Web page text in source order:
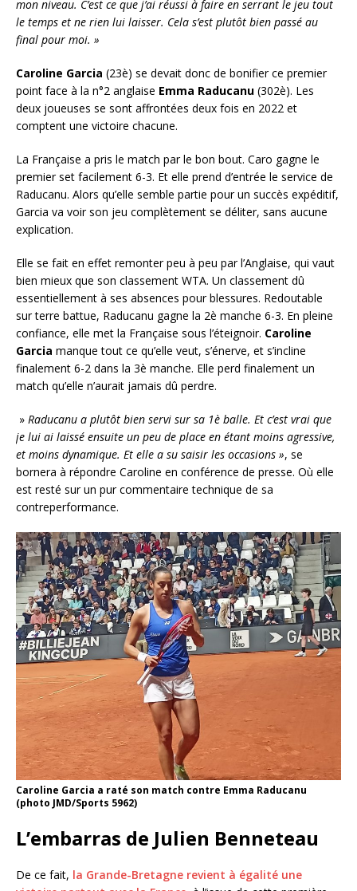
mon niveau. C’est ce que j’ai réussi à faire en serrant le jeu tout
le temps et ne rien lui laisser. Cela s’est plutôt bien passé au
final pour moi. »
Caroline Garcia (23è) se devait donc de bonifier ce premier
point face à la n°2 anglaise Emma Raducanu (302è). Les
deux joueuses se sont affrontées deux fois en 2022 et
comptent une victoire chacune.
La Française a pris le match par le bon bout. Caro gagne le
premier set facilement 6-3. Et elle prend d’entrée le service de
Raducanu. Alors qu’elle semble partie pour un succès expéditif,
Garcia va voir son jeu complètement se déliter, sans aucune
explication.
Elle se fait en effet remonter peu à peu par l’Anglaise, qui vaut
bien mieux que son classement WTA. Un classement dû
essentiellement à ses absences pour blessures. Redoutable
sur terre battue, Raducanu gagne la 2è manche 6-3. En pleine
confiance, elle met la Française sous l’éteignoir. Caroline
Garcia manque tout ce qu’elle veut, s’énerve, et s’incline
finalement 6-2 dans la 3è manche. Elle perd finalement un
match qu’elle n’aurait jamais dû perdre.
» Raducanu a plutôt bien servi sur sa 1è balle. Et c’est vrai que
je lui ai laissé ensuite un peu de place en étant moins agressive,
et moins dynamique. Et elle a su saisir les occasions », se
bornera à répondre Caroline en conférence de presse. Où elle
est resté sur un pur commentaire technique de sa
contreperformance.
Caroline Garcia a raté son match contre Emma Raducanu
(photo JMD/Sports 5962)
L’embarras de Julien Benneteau
De ce fait, la Grande-Bretagne revient à égalité une